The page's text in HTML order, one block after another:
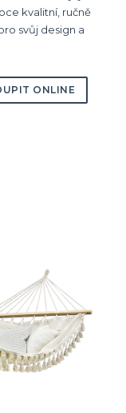
kvalitní, ručně
svůj design a
ONLINE